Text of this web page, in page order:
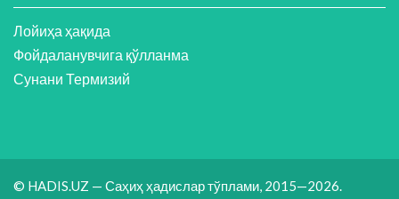
Лойиҳа ҳақида
Фойдаланувчига қўлланма
Сунани Термизий
© HADIS.UZ — Саҳиҳ ҳадислар тўплами, 2015—2026.